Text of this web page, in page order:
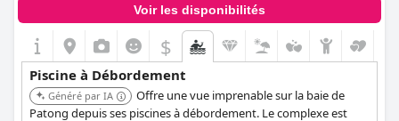
Voir les disponibilités
$
Piscine à Débordement
Généré par IA
Offre une vue imprenable sur la baie de
Patong depuis ses piscines à débordement. Le complexe est